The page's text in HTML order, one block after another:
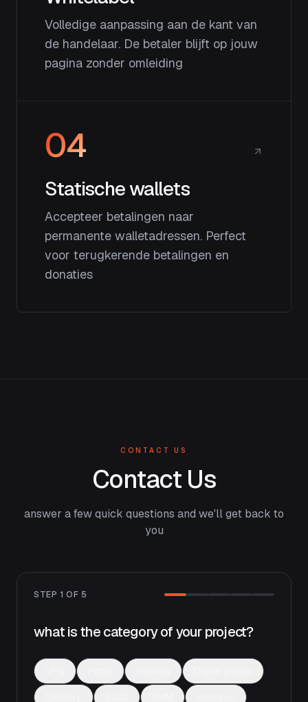
Volledige aanpassing aan de kant van
de handelaar. De betaler blijft op jouw
pagina zonder omleiding
04
Statische wallets
Accepteer betalingen naar
permanente walletadressen. Perfect
voor terugkerende betalingen en
donaties
CONTACT US
Contact Us
answer a few quick questions and we'll get back to
you
STEP 1 OF 5
what is the category of your project?